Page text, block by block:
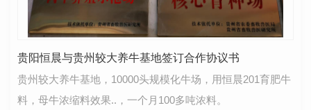
贵阳恒晨与贵州较大养牛基地签订合作协议书
贵州较大养牛基地，10000头规模化牛场，用恒晨201育肥牛
料，母牛浓缩料效果..，一个月100多吨浓料。